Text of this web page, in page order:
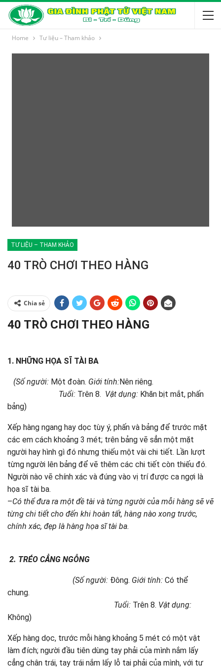
Home Tư liệu – Tham khảo
TƯ LIỆU – THAM KHẢO
​​​​​​​40 TRÒ CHƠI THEO HÀNG
Chia sẻ
40 TRÒ CHƠI THEO HÀNG
1. NHỮNG HỌA SĨ TÀI BA
(Số người: Một đoàn. Giới tính:Nên riêng.
Tuổi: Trên 8. Vật dụng: Khăn bịt mắt, phấn
bảng)
Xếp hàng ngang hay dọc tùy ý, phấn và bảng để trước mặt
các em cách khoảng 3 mét; trên bảng vẽ sẳn một mặt
người hay hình gì đó nhưng thiếu một vài chi tiết. Lần lượt
từng người lên bảng để vẽ thêm các chi tiết còn thiếu đó.
Người nào vẽ chính xác và đúng vào vị trí được ca ngợi là
họa sĩ tài ba.
–Có thể đưa ra một đề tài và từng người của mỗi hàng sẽ vẽ
từng chi tiết cho đến khi hoàn tất, hàng nào xong trước,
chính xác, đẹp là hàng họa sĩ tài ba.
2. TRÉO CẲNG NGỖNG
(Số người: Đông. Giới tính: Có thể
chung.
Tuổi: Trên 8. Vật dụng:
Không)
Xếp hàng dọc, trước mỗi hàng khoảng 5 mét có một vật
làm đích; người đầu tiên dùng tay phải của mình nắm lấy
cẳng chân trái, tay trái nắm lấy lỗ tai phải của mình, với tư